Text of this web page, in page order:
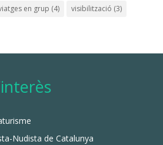
en grup (4) visibilització (3)
Nudista de Catalunya